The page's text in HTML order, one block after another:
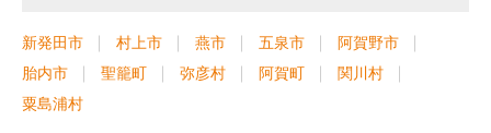
新発田市 村上市 燕市 五泉市
阿賀野市
胎内市
聖籠町 弥彦村 阿賀町
関川村
粟島浦村